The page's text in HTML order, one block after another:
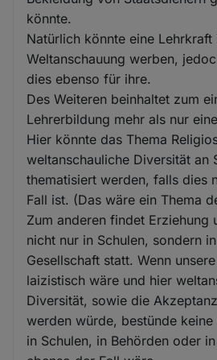
könnte.
Natürlich könnte eine
Weltanschauung werben,
dies ebenso für ihre.
Des Weiteren beinhaltet zum
Lehrerbildung mehr als nur
Hier könnte das Thema
weltanschauliche Diversität an
thematisiert werden, falls dies
Fall ist. (Das wäre ein Thema
Zum anderen findet Erziehung
nicht nur in Schulen, sondern
Gesellschaft statt. Wenn
laizistisch wäre und hier
Diversität, sowie die
werden würde, bestünde
in Schulen, in Behörden oder